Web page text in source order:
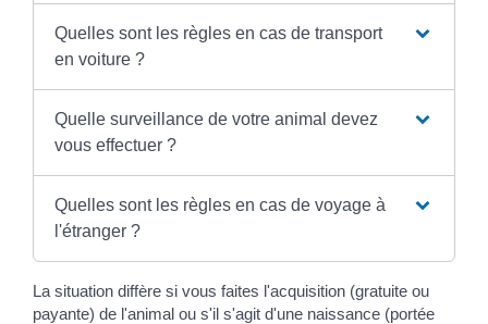
Quelles sont les règles en cas de transport
en voiture ?
Quelle surveillance de votre animal devez
vous effectuer ?
Quelles sont les règles en cas de voyage à
l'étranger ?
La situation diffère si vous faites l'acquisition (gratuite ou
payante) de l'animal ou s'il s'agit d'une naissance (portée